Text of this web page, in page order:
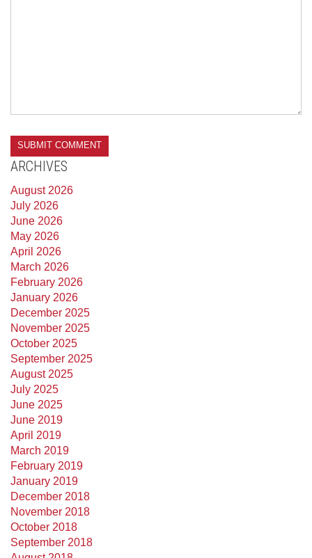
ARCHIVES
August 2026
July 2026
June 2026
May 2026
April 2026
March 2026
February 2026
January 2026
December 2025
November 2025
October 2025
September 2025
August 2025
July 2025
June 2025
June 2019
April 2019
March 2019
February 2019
January 2019
December 2018
November 2018
October 2018
September 2018